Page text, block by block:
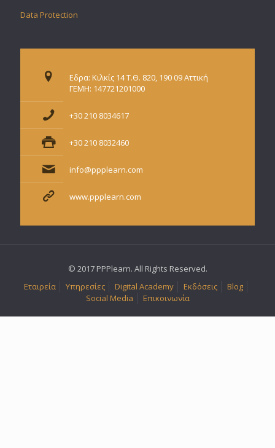
Data Protection
Εδρα: Κιλκίς 14 Τ.Θ. 820, 190 09 Αττική
ΓΕΜΗ: 147721201000
+30 210 8034617
+30 210 8032460
info@ppplearn.com
www.ppplearn.com
© 2017 PPPlearn. All Rights Reserved.
Εταιρεία
Υπηρεσίες Digital Academy Εκδόσεις
Blog
Social Media
Επικοινωνία